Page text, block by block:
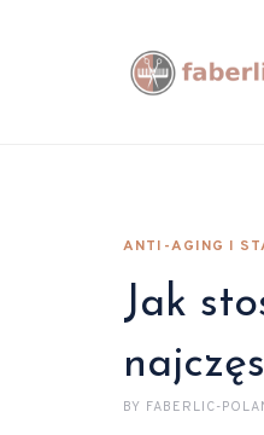
ANTI-AGING I
Jak
BY FABERLIC-